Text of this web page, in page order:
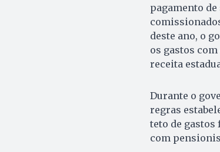
pagamento
deste ano, o
os gastos
receita
Durante o
regras
teto de gastos
com